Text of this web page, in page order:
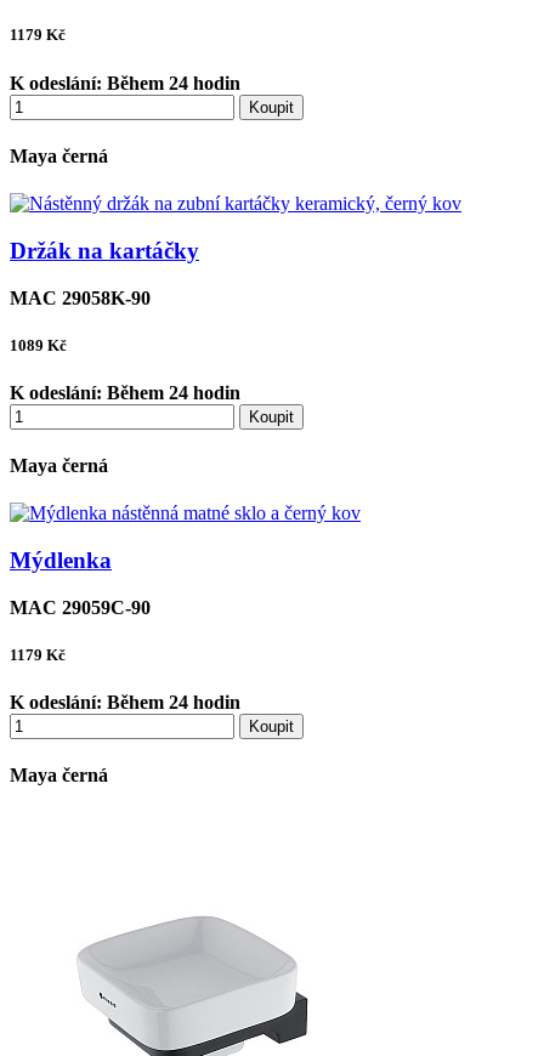
1179 Kč
K odeslání: Během 24 hodin
Koupit
Maya černá
Držák na kartáčky
MAC 29058K-90
1089 Kč
K odeslání: Během 24 hodin
Koupit
Maya černá
Mýdlenka
MAC 29059C-90
1179 Kč
K odeslání: Během 24 hodin
Koupit
Maya černá